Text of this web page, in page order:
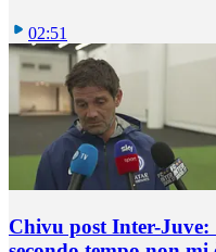
02:51
Chivu post Inter-